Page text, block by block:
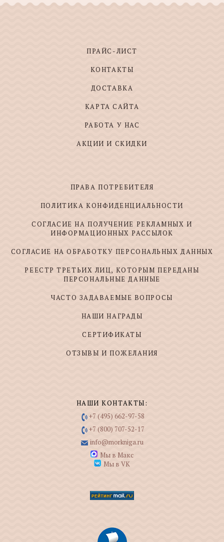
ПРАЙС-ЛИСТ
КОНТАКТЫ
ДОСТАВКА
КАРТА САЙТА
РАБОТА У НАС
АКЦИИ И СКИДКИ
ПРАВА ПОТРЕБИТЕЛЯ
ПОЛИТИКА КОНФИДЕНЦИАЛЬНОСТИ
СОГЛАСИЕ НА ПОЛУЧЕНИЕ РЕКЛАМНЫХ И
ИНФОРМАЦИОННЫХ РАССЫЛОК
СОГЛАСИЕ НА ОБРАБОТКУ ПЕРСОНАЛЬНЫХ ДАННЫХ
РЕЕСТР ТРЕТЬИХ ЛИЦ, КОТОРЫМ ПЕРЕДАНЫ
ПЕРСОНАЛЬНЫЕ ДАННЫЕ
ЧАСТО ЗАДАВАЕМЫЕ ВОПРОСЫ
НАШИ НАГРАДЫ
СЕРТИФИКАТЫ
ОТЗЫВЫ И ПОЖЕЛАНИЯ
НАШИ КОНТАКТЫ:
+7 (495) 662-97-58
+7 (800) 707-52-17
info@morkniga.ru
Мы в Макс
Мы в VK